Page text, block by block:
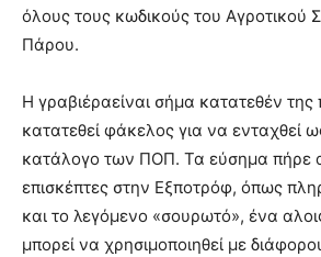
όλους τους κωδικούς του Αγροτικού
Πάρου.
Η γραβιέραείναι σήμα κατατεθέν της
κατατεθεί φάκελος για να ενταχθεί
κατάλογο των ΠΟΠ. Τα εύσημα πήρε
επισκέπτες στην Εξποτρόφ, όπως
και το λεγόμενο «σουρωτό», ένα
μπορεί να χρησιμοποιηθεί με